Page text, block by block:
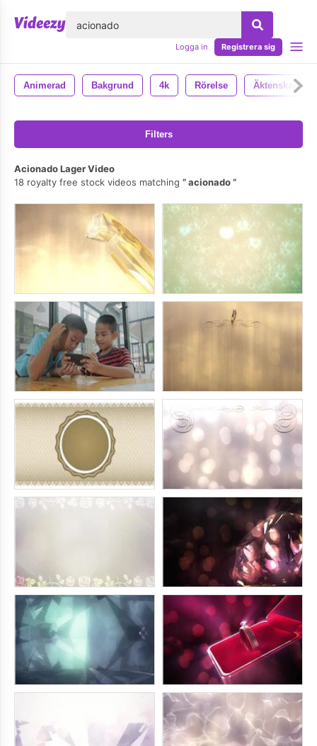
Logga in Registrera sig
Animerad Bakgrund 4k Rörelse Äktenskap
Filters
Acionado Lager Video
18 royalty free stock videos matching
acionado